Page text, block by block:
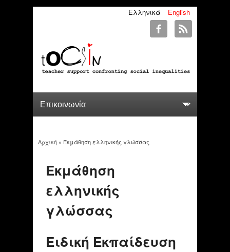
English
Ελληνικά
You are here
Αρχική» Εκμάθηση ελληνικής γλώσσας
Εκμάθηση
ελληνικής
γλώσσας
Ειδική Εκπαίδευση